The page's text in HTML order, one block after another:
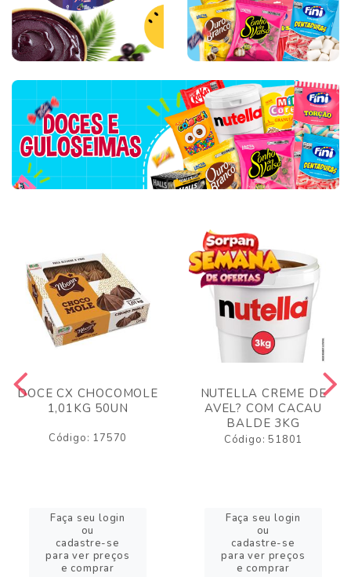
DOCE CX CHOCOMOLE
1,01KG 50UN
Código: 17570
Faça seu login
ou
cadastre-se
para ver preços
e comprar
NUTELLA CREME DE
AVEL? COM CACAU
BALDE 3KG
Código: 51801
Faça seu login
ou
cadastre-se
para ver preços
e comprar